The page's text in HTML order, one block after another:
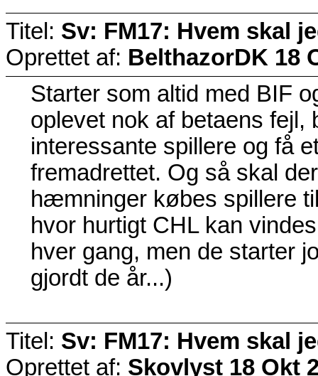
Titel: Sv: FM17: Hvem skal
Oprettet af: BelthazorDK 18
Starter som altid med BIF
oplevet nok af betaens fejl,
interessante spillere og få
fremadrettet. Og så skal
hæmninger købes spillere
hvor hurtigt CHL kan
hver gang, men de starter
gjordt de år...)
Titel: Sv: FM17: Hvem skal
Oprettet af: Skovlyst 18 Okt